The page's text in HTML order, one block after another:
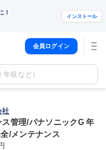
！ インストール
会員ログイン
収など）
社
ス管理/パナソニックG 年
/メンテナンス